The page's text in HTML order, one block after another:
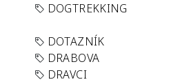
DOGTREKKING
DOTAZNÍK
DRABOVA
DRAVCI